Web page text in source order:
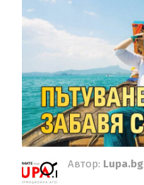
Автор: Lupa.bg